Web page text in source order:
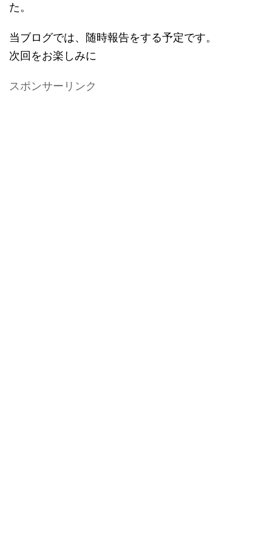
た。
当ブログでは、随時報告をする予定です。
次回をお楽しみに
スポンサーリンク